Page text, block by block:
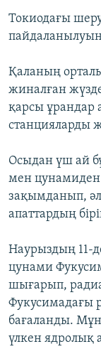
Токиодағы
Қаланың
жиналған
қарсы ұрандар
станцияларды
Осыдан үш ай
мен цунамиден
зақымданып,
апаттардың
Наурыздың 11-
цунами
шығарып,
Фукусимадағы
бағаланды.
үлкен ядролық